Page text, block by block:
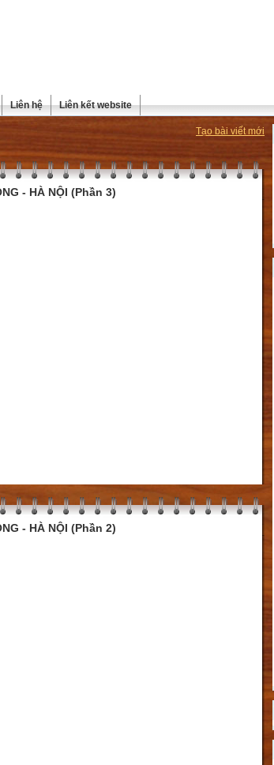
Liên hệ Liên kết website
Tạo bài viết mới
- HÀ NỘI (Phần 3)
- HÀ NỘI (Phần 2)